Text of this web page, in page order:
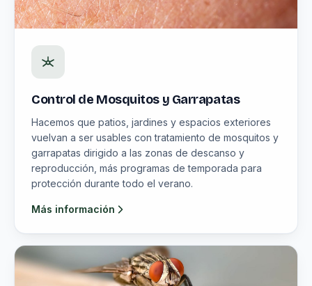
Control de Mosquitos y Garrapatas
Hacemos que patios, jardines y espacios exteriores
vuelvan a ser usables con tratamiento de mosquitos y
garrapatas dirigido a las zonas de descanso y
reproducción, más programas de temporada para
protección durante todo el verano.
Más información